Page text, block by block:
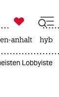

taz zahl ich
anhalt
Lobbyisten